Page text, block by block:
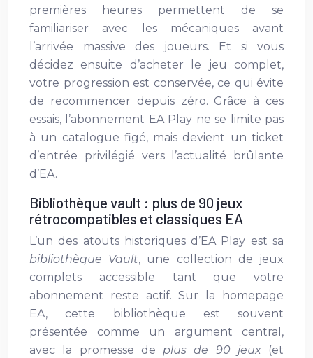
premières heures permettent de se
familiariser avec les mécaniques avant
l’arrivée massive des joueurs. Et si vous
décidez ensuite d’acheter le jeu complet,
votre progression est conservée, ce qui évite
de recommencer depuis zéro. Grâce à ces
essais, l’abonnement EA Play ne se limite pas
à un catalogue figé, mais devient un ticket
d’entrée privilégié vers l’actualité brûlante
d’EA.
Bibliothèque vault : plus de 90 jeux
rétrocompatibles et classiques EA
L’un des atouts historiques d’EA Play est sa
bibliothèque Vault, une collection de jeux
complets accessible tant que votre
abonnement reste actif. Sur la homepage
EA, cette bibliothèque est souvent
présentée comme un argument central,
avec la promesse de plus de 90 jeux(et